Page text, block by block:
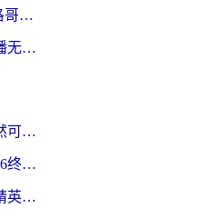
在国外看世界杯法国 VS 摩洛哥仅限中国大陆？别让地域限制拦下你的欢呼
在澳大利亚看抖音世界杯直播无法播放？海外党体育观赛终极指南来了！
身在国外可以玩王者吗？当然可以，但你需要这份“加速”指南
海外游戏加速器哪个好？2026终极指南帮你畅玩国服+解决卡顿难题
身在海外，如何找回《反恐精英：全球攻势》国服的丝滑手感？一份给你的终极指南